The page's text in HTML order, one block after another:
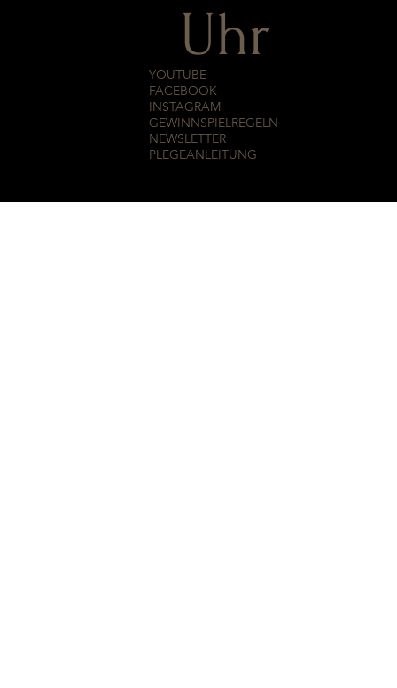
YOUTUBE
FACEBOOK
INSTAGRAM
GEWINNSPIELREGELN
NEWSLETTER
PLEGEANLEITUNG
Uhr